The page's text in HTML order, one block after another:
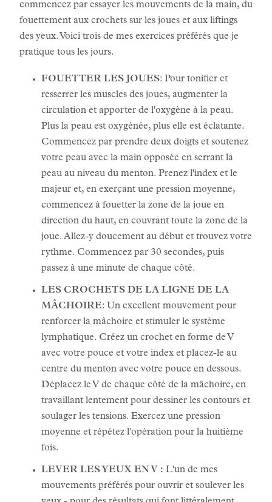
commencez par essayer les mouvements de la main, du
fouettement aux crochets sur les joues et aux liftings
des yeux. Voici trois de mes exercices préférés que je
pratique tous les jours.
FOUETTER LES JOUES: Pour tonifier et
resserrer les muscles des joues, augmenter la
circulation et apporter de l'oxygène à la peau.
Plus la peau est oxygénée, plus elle est éclatante.
Commencez par prendre deux doigts et soutenez
votre peau avec la main opposée en serrant la
peau au niveau du menton. Prenez l'index et le
majeur et, en exerçant une pression moyenne,
commencez à fouetter la zone de la joue en
direction du haut, en couvrant toute la zone de la
joue. Allez-y doucement au début et trouvez votre
rythme. Commencez par 30 secondes, puis
passez à une minute de chaque côté.
LES CROCHETS DE LA LIGNE DE LA
MÂCHOIRE: Un excellent mouvement pour
renforcer la mâchoire et stimuler le système
lymphatique. Créez un crochet en forme de V
avec votre pouce et votre index et placez-le au
centre du menton avec votre pouce en dessous.
Déplacez le V de chaque côté de la mâchoire, en
travaillant lentement pour dessiner les contours et
soulager les tensions. Exercez une pression
moyenne et répétez l'opération pour la huitième
fois.
LEVER LES YEUX EN V : L'un de mes
mouvements préférés pour ouvrir et soulever les